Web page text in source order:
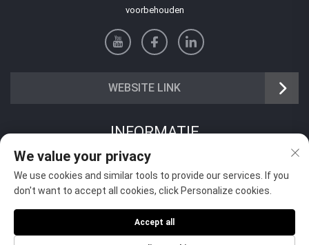
voorbehouden
WEBSITE LINK
INFORMATIE
Meld je aan om onze wekelijkse nieuwsbrief te ontvangen
Verzenden
We value your privacy
We use cookies and similar tools to provide our services. If you
don't want to accept all cookies, click Personalize cookies.
Accept all